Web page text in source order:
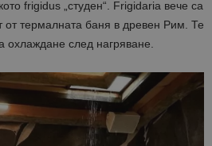
frigidus „студен“. Frigidaria вече са
от термалната баня в древен Рим. Те
охлаждане след нагряване.